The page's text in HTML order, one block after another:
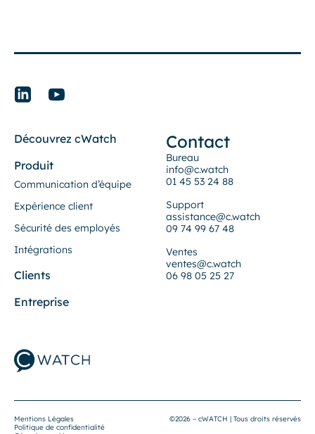
Découvrez cWatch
Produit
Communication d’équipe
Expérience client
Sécurité des employés
Intégrations
Clients
Entreprise
Contact
Bureau
info@c.watch
01 45 53 24 88
Support
assistance@c.watch
09 74 99 67 48
Ventes
ventes@c.watch
06 98 05 25 27
Mentions Légales
Politique de confidentialité
©2026 – cWATCH | Tous droits réservés